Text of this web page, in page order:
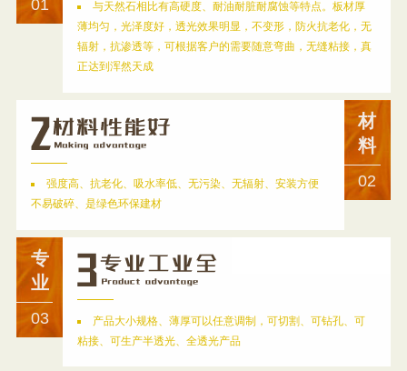
01
与天然石相比有高硬度、耐油耐脏耐腐蚀等特点。板材厚
薄均匀，光泽度好，透光效果明显，不变形，防火抗老化，无
辐射，抗渗透等，可根据客户的需要随意弯曲，无缝粘接，真
正达到浑然天成
材
料
02
强度高、抗老化、吸水率低、无污染、无辐射、安装方便
不易破碎、是绿色环保建材
专
业
03
产品大小规格、薄厚可以任意调制，可切割、可钻孔、可
粘接、可生产半透光、全透光产品